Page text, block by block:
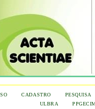
CADASTRO
PESQUISA
ULBRA